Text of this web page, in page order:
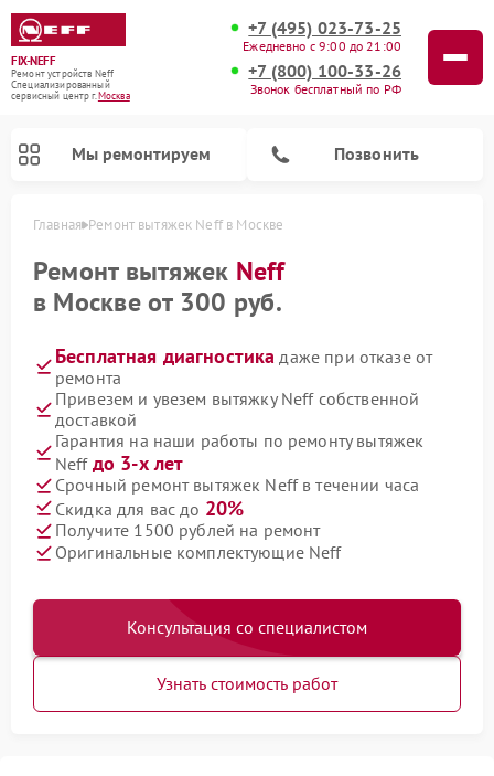
FIX-NEFF
Ремонт устройств Neff
Специализированный
cервисный центр г.Москва
+7 (495) 023-73-25
Ежедневно с 9:00 до 21:00
+7 (800) 100-33-26
Звонок бесплатный по РФ
Мы ремонтируем Позвонить
Главная Ремонт вытяжек Neff в Москве
Ремонт вытяжек Neff
в Москве от 300 руб.
Бесплатная диагностика даже при отказе от
ремонта
Привезем и увезем вытяжку Neff собственной
доставкой
Гарантия на наши работы по ремонту вытяжек
Neff до 3-х лет
Срочный ремонт вытяжек Neff в течении часа
Скидка для вас до 20%
Получите 1500 рублей на ремонт
Оригинальные комплектующие Neff
Консультация со специалистом
Узнать стоимость работ